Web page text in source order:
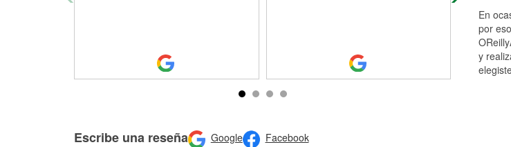
Escribe una reseña Google Facebook
En
por
y